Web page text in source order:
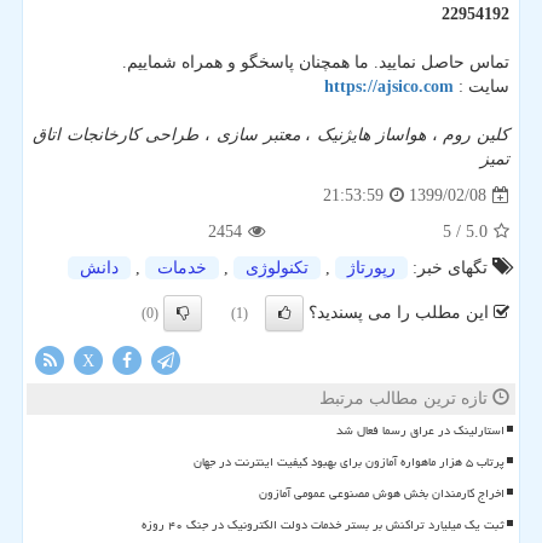
22954192
تماس حاصل نمایید. ما همچنان پاسخگو و همراه شماییم.
سایت : https://ajsico.com
کلین روم ،هواساز هایژنیک ،معتبر سازی ، طراحی کارخانجات اتاق
تمیز
1399/02/08
21:53:59
5.0
/ 5
2454
تگهای خبر:
رپورتاژ , تكنولوژی , خدمات , دانش
این مطلب را می پسندید؟ (1)
(0)
X
تازه ترین مطالب مرتبط
استارلینک در عراق رسما فعال شد
پرتاب ۵ هزار ماهواره آمازون برای بهبود کیفیت اینترنت در جهان
اخراج کارمندان بخش هوش مصنوعی عمومی آمازون
ثبت یک میلیارد تراکنش بر بستر خدمات دولت الکترونیک در جنگ ۴۰ روزه